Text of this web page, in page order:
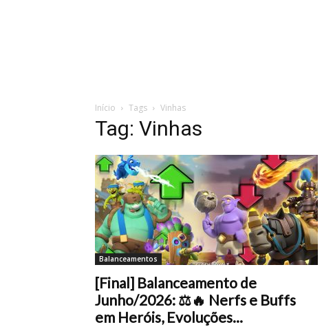
Início Tags Vinhas
Tag: Vinhas
Balanceamentos
[Final] Balanceamento de
Junho/2026: ⚖️🔥 Nerfs e Buffs
em Heróis, Evoluções...